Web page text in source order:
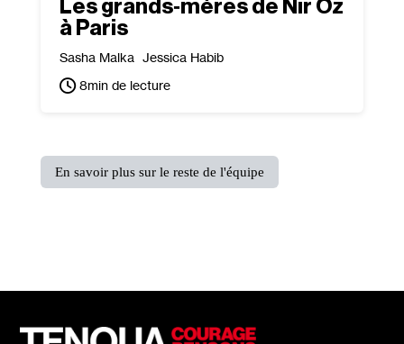
Les grands‐​mères de Nir Oz
à Paris
Sasha Malka Jessica Habib
8min de lecture
En savoir plus sur le reste de l'équipe